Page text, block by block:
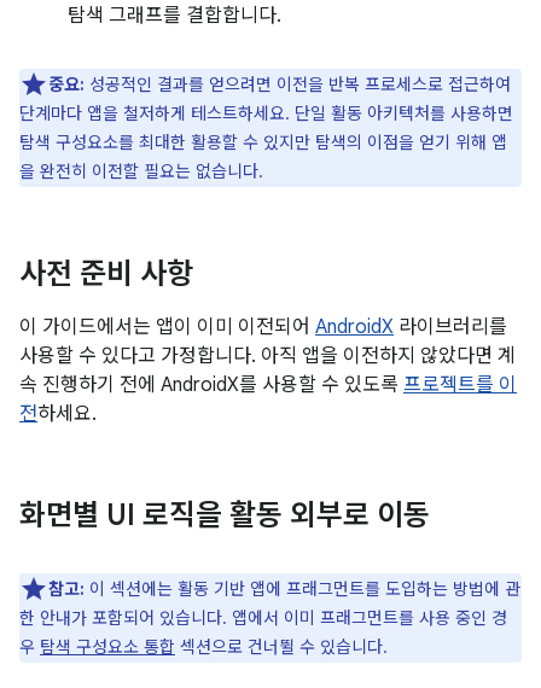
탐색 그래프를 결합합니다.
중요: 성공적인 결과를 얻으려면 이전을 반복 프로세스로 접근하여
단계마다 앱을 철저하게 테스트하세요. 단일 활동 아키텍처를 사용하면
탐색 구성요소를 최대한 활용할 수 있지만 탐색의 이점을 얻기 위해 앱
을 완전히 이전할 필요는 없습니다.
사전 준비 사항
이 가이드에서는 앱이 이미 이전되어 AndroidX 라이브러리를
사용할 수 있다고 가정합니다. 아직 앱을 이전하지 않았다면 계
속 진행하기 전에 AndroidX를 사용할 수 있도록 프로젝트를 이
전하세요.
화면별 UI 로직을 활동 외부로 이동
참고: 이 섹션에는 활동 기반 앱에 프래그먼트를 도입하는 방법에 관
한 안내가 포함되어 있습니다. 앱에서 이미 프래그먼트를 사용 중인 경
우 탐색 구성요소 통합 섹션으로 건너뛸 수 있습니다.